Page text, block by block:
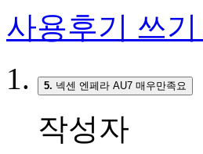
사용후기 쓰기
5. 넥센 엔페라 AU7 매우만족요
작성자